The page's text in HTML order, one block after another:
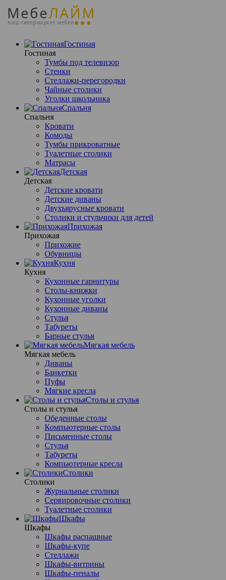
МебеЛАЙМ
ваш гипермаркет мебели
Гостиная
Гостиная
Тумбы под телевизор
Стенки
Стеллажи-перегородки
Чайные столики
Уголки школьника
Спальня
Спальня
Кровати
Комоды
Тумбы прикроватные
Туалетные столики
Матрасы
Детская
Детская
Детские кровати
Детские диваны
Двухъярусные кровати
Столики и стульчики для детей
Прихожая
Прихожая
Прихожие
Обувницы
Кухня
Кухня
Кухонные гарнитуры
Столы-книжки
Кухонные уголки
Кухонные диваны
Стулья
Табуреты
Барные стулья
Мягкая мебель
Мягкая мебель
Диваны
Банкетки
Пуфы
Мягкие кресла
Столы и стулья
Столы и стулья
Обеденные столы
Компьютерные столы
Письменные столы
Стулья
Табуреты
Компьютерные кресла
Столики
Столики
Журнальные столики
Сервировочные столики
Туалетные столики
Шкафы
Шкафы
Шкафы распашные
Шкафы-купе
Стеллажи
Шкафы-витрины
Шкафы-пеналы